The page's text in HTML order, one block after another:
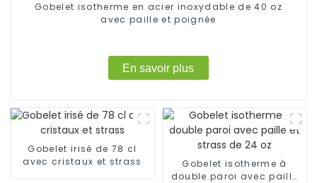
Gobelet isotherme en acier inoxydable de 40 oz
avec paille et poignée
En savoir plus
Gobelet irisé de 78 cl
avec cristaux et strass
Gobelet isotherme à
double paroi avec paille